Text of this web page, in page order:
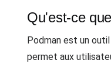
Qu'est-ce
Podman est un
permet aux